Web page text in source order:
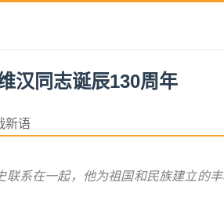
汉同志诞辰130周年
新语
系在一起，他为祖国和民族建立的